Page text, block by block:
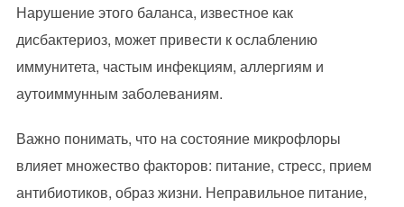
Нарушение этого баланса, известное как
дисбактериоз, может привести к ослаблению
иммунитета, частым инфекциям, аллергиям и
аутоиммунным заболеваниям.
Важно понимать, что на состояние микрофлоры
влияет множество факторов: питание, стресс, прием
антибиотиков, образ жизни. Неправильное питание,